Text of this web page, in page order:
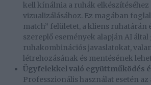
kell kínálnia a ruhák elkészítéséhez
vizualizálásához. Ez magában
match” felületet, a kliens ruhatárán
szereplő események alapján AI
ruhakombinációs javaslatokat,
létrehozásának és mentésének
Ügyfelekkel való együttműködés
Professzionális használat esetén